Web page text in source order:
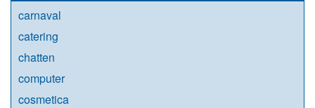
carnaval
catering
chatten
computer
cosmetica